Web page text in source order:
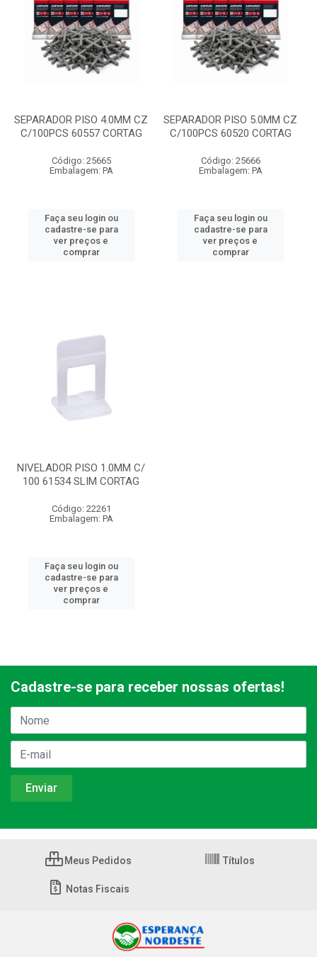
SEPARADOR PISO 4.0MM CZ
C/100PCS 60557 CORTAG
Código: 25665
Embalagem: PA
Faça seu login ou
cadastre-se para
ver preços e
comprar
SEPARADOR PISO 5.0MM CZ
C/100PCS 60520 CORTAG
Código: 25666
Embalagem: PA
Faça seu login ou
cadastre-se para
ver preços e
comprar
NIVELADOR PISO 1.0MM C/
100 61534 SLIM CORTAG
Código: 22261
Embalagem: PA
Faça seu login ou
cadastre-se para
ver preços e
comprar
Cadastre-se para receber nossas ofertas!
Meus Pedidos Títulos
Notas Fiscais